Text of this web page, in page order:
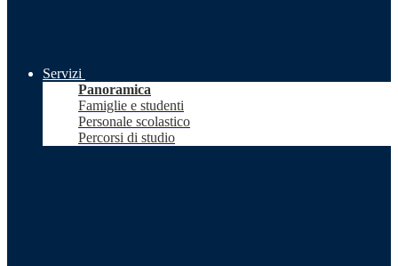
Servizi
Panoramica
Famiglie e studenti
Personale scolastico
Percorsi di studio